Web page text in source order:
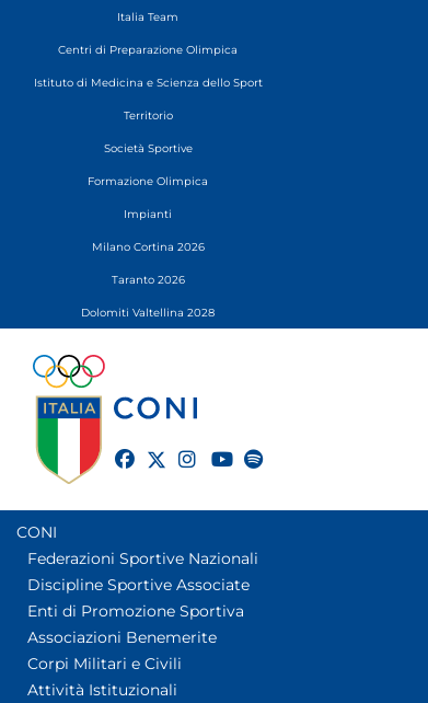
Italia Team
Centri di Preparazione Olimpica
Istituto di Medicina e Scienza dello Sport
Territorio
Società Sportive
Formazione Olimpica
Impianti
Milano Cortina 2026
Taranto 2026
Dolomiti Valtellina 2028
twitter
CONI
Federazioni Sportive Nazionali
Discipline Sportive Associate
Enti di Promozione Sportiva
Associazioni Benemerite
Corpi Militari e Civili
Attività Istituzionali